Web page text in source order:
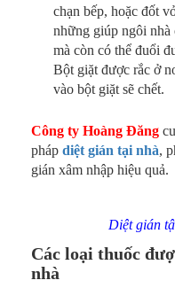
chạn bếp, hoặc đốt
những giúp ngôi nhà
mà còn có thể đuổi
Bột giặt được rắc ở
vào bột giặt sẽ chết.
Công ty Hoàng Đăng
pháp diệt gián tại nhà,
gián xâm nhập hiệu quả.
Diệt gián
Các loại thuốc
nhà